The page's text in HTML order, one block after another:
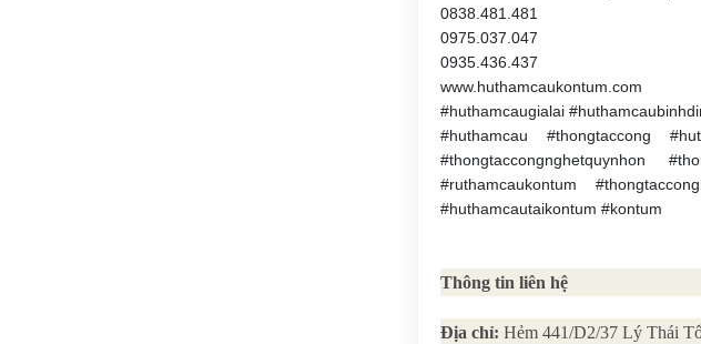
0838.481.481
0975.037.047
0935.436.437
www.huthamcaukontum.com
#huthamcaugialai
#huthamcau #thongtaccong
#thongtaccongnghetquynhon
#ruthamcaukontum
#huthamcautaikontum #kontum
Thông tin liên hệ
Địa chỉ: Hẻm 441/D2/37 Lý Thái